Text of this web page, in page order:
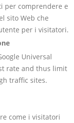
per comprendere e
sito Web che
per i visitatori.
Universal
rate and thus limit
traffic sites.
come i visitatori